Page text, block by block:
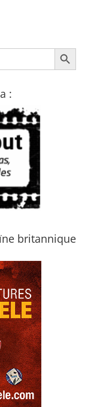
Search Button
:
britannique